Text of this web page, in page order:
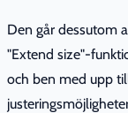
Den går dessutom
"Extend size"-
och ben med upp